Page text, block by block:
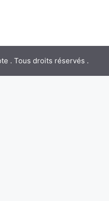
. Tous droits réservés .